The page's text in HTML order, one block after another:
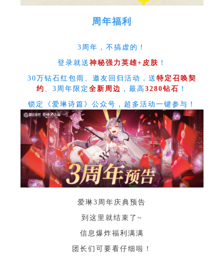
周年福利
3周年，不搞虚的！
登录就送 神秘强力英雄+皮肤 ！
30万钻石红包雨、邀友回归活动，送 特定召唤契
约
、3周年限定全新周边 ，最高3280钻石 ！
锁定《爱琳诗篇》公众号，超多活动一键参与！
爱琳3周年庆典预告
到这里就结束了~
信息爆炸福利满满
团长们可要看仔细啦！